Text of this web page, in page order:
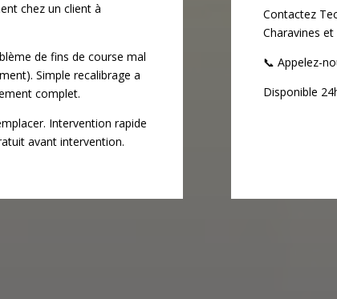
chez un client à
de fins de course mal
Simple recalibrage a
complet.
Intervention rapide
avant intervention.
Contactez
Charavines
📞 Appelez-
Disponible